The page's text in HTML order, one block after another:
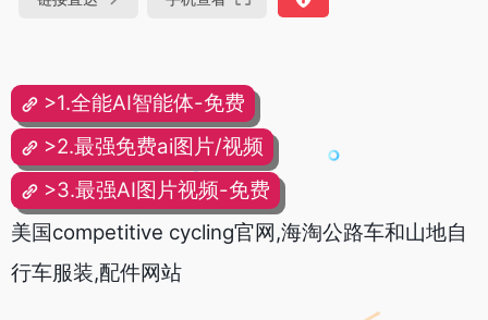
>1.全能AI智能体-免费
>2.最强免费ai图片/视频
>3.最强AI图片视频-免费
美国competitive cycling官网,海淘公路车和山地自
行车服装,配件网站